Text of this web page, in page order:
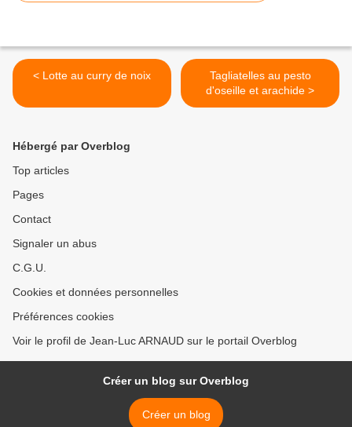
< Lotte au curry de noix
Tagliatelles au pesto
d'oseille et arachide >
Hébergé par Overblog
Top articles
Pages
Contact
Signaler un abus
C.G.U.
Cookies et données personnelles
Préférences cookies
Voir le profil de Jean-Luc ARNAUD sur le portail Overblog
Créer un blog sur Overblog
Créer un blog